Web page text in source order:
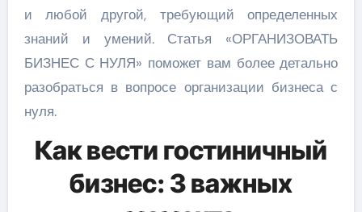
и любой другой, требующий определенных
знаний и умений. Статья «ОРГАНИЗОВАТЬ
БИЗНЕС С НУЛЯ» поможет вам более детально
разобраться в вопросе организации бизнеса с
нуля.
Как вести гостиничный
бизнес: 3 важных